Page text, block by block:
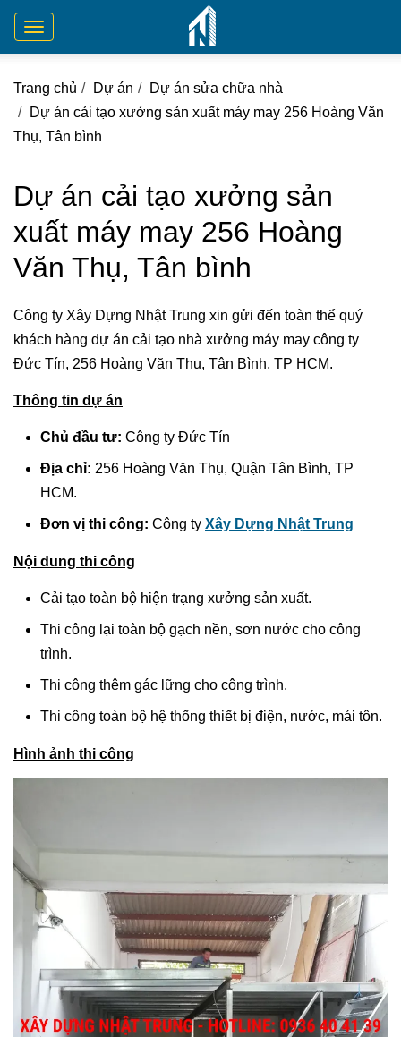
Toggle
navigation
Trang chủ Dự án
Dự án sửa chữa nhà
Dự án cải tạo xưởng sản xuất máy may 256 Hoàng Văn
Thụ, Tân bình
Dự án cải tạo xưởng sản
xuất máy may 256 Hoàng
Văn Thụ, Tân bình
Công ty Xây Dựng Nhật Trung xin gửi đến toàn thể quý
khách hàng dự án cải tạo nhà xưởng máy may công ty
Đức Tín, 256 Hoàng Văn Thụ, Tân Bình, TP HCM.
Thông tin dự án
Chủ đầu tư: Công ty Đức Tín
Địa chỉ: 256 Hoàng Văn Thụ, Quận Tân Bình, TP
HCM.
Đơn vị thi công: Công ty Xây Dựng Nhật Trung
Nội dung thi công
Cải tạo toàn bộ hiện trạng xưởng sản xuất.
Thi công lại toàn bộ gạch nền, sơn nước cho công
trình.
Thi công thêm gác lững cho công trình.
Thi công toàn bộ hệ thống thiết bị điện, nước, mái tôn.
Hình ảnh thi công